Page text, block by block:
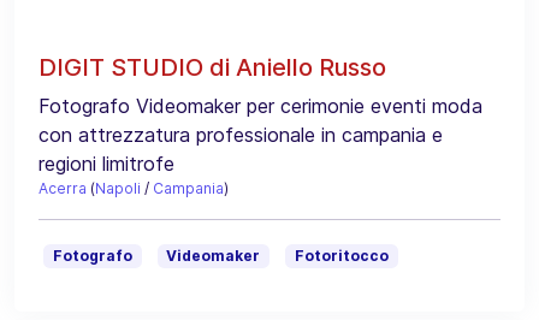
DIGIT STUDIO di Aniello Russo
Fotografo Videomaker per cerimonie eventi moda
con attrezzatura professionale in campania e
regioni limitrofe
Acerra (Napoli / Campania)
Fotografo Videomaker Fotoritocco